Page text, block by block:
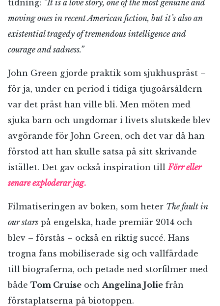
tidning: ”It is a love story, one of the most genuine and
moving ones in recent American fiction, but it’s also an
existential tragedy of tremendous intelligence and
courage and sadness.”
John Green gjorde praktik som sjukhuspräst –
för ja, under en period i tidiga tjugoårsåldern
var det präst han ville bli. Men möten med
sjuka barn och ungdomar i livets slutskede blev
avgörande för John Green, och det var då han
förstod att han skulle satsa på sitt skrivande
istället. Det gav också inspiration till Förr eller
senare exploderar jag.
Filmatiseringen av boken, som heter The fault in
our stars på engelska, hade premiär 2014 och
blev – förstås – också en riktig succé. Hans
trogna fans mobiliserade sig och vallfärdade
till biograferna, och petade ned storfilmer med
både Tom Cruise och Angelina Jolie från
förstaplatserna på biotoppen.